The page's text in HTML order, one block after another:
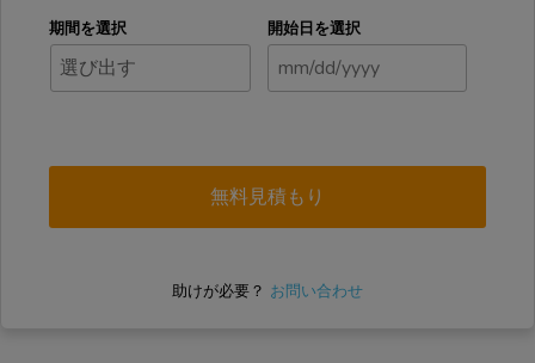
期間を選択 開始日を選択
助けが必要？ お問い合わせ